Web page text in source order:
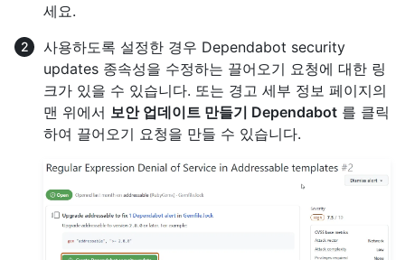
세요.
사용하도록 설정한 경우 Dependabot security
updates 종속성을 수정하는 끌어오기 요청에 대한 링
크가 있을 수 있습니다. 또는 경고 세부 정보 페이지의
맨 위에서 보안 업데이트 만들기 Dependabot 를 클릭
하여 끌어오기 요청을 만들 수 있습니다.